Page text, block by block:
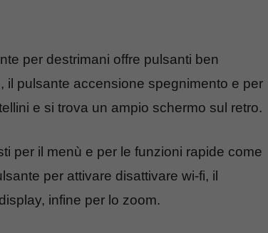
per destrimani offre pulsanti ben
il pulsante accensione spegnimento e per
e si trova un ampio schermo sul retro.
per il menù e per le funzioni rapide come
per attivare disattivare wi-fi, il
infine per lo zoom.